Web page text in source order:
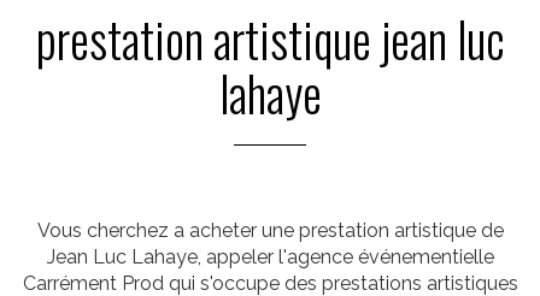
prestation artistique jean luc
lahaye
Vous cherchez a acheter une prestation artistique de
Jean Luc Lahaye, appeler l'agence événementielle
Carrément Prod qui s'occupe des prestations artistiques